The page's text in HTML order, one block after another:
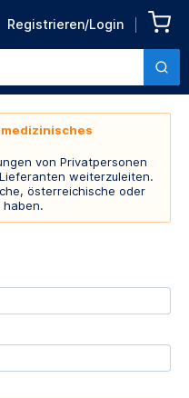
Registrieren/Login
von Privatpersonen
weiterzuleiten.
österreichische oder
haben.